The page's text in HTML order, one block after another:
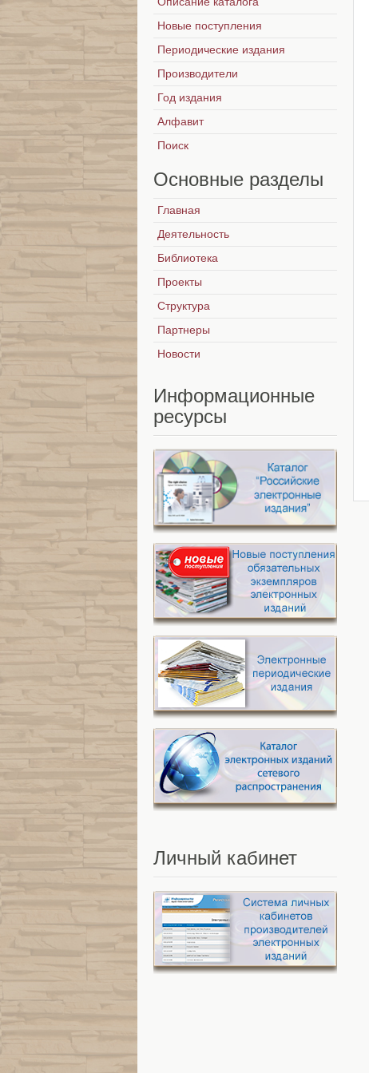
Новые поступления
Периодические издания
Производители
Год издания
Алфавит
Поиск
Основные разделы
Главная
Деятельность
Библиотека
Проекты
Структура
Партнеры
Новости
Информационные
ресурсы
Личный кабинет